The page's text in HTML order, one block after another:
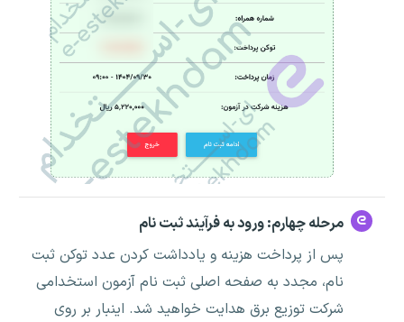
مرحله چهارم: ورود به فرآیند ثبت نام
پس از پرداخت هزینه و یادداشت کردن عدد توکن ثبت
نام، مجدد به صفحه اصلی ثبت نام آزمون استخدامی
شرکت توزیع برق هدایت خواهید شد. اینبار بر روی